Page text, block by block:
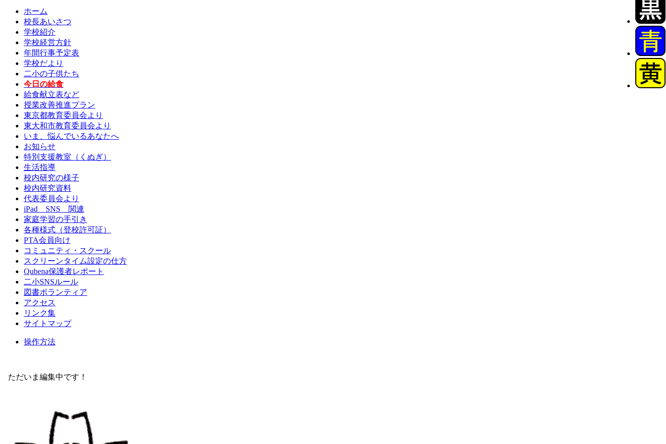
ホーム
校長あいさつ
学校紹介
学校経営方針
年間行事予定表
学校だより
二小の子供たち
今日の給食
給食献立表など
授業改善推進プラン
東京都教育委員会より
東大和市教育委員会より
いま、悩んでいるあなたへ
お知らせ
特別支援教室（くぬぎ）
生活指導
校内研究の様子
校内研究資料
代表委員会より
iPad SNS 関連
家庭学習の手引き
各種様式（登校許可証）
PTA会員向け
コミュニティ・スクール
スクリーンタイム設定の仕方
Qubena保護者レポート
二小SNSルール
図書ボランティア
アクセス
リンク集
サイトマップ
操作方法
ただいま編集中です！